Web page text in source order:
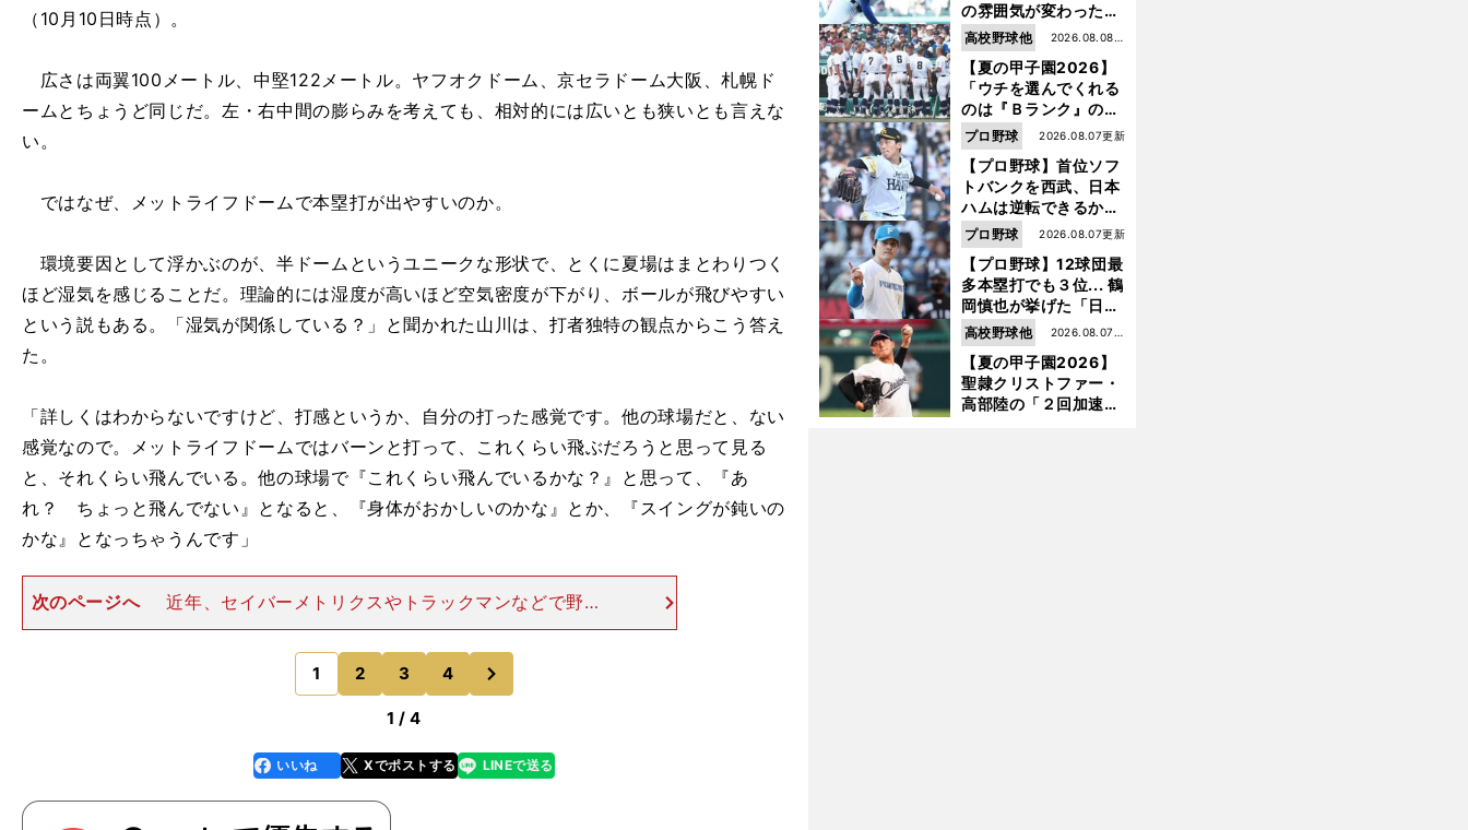
（10月10日時点）。
広さは両翼100メートル、中堅122メートル。ヤフオクドーム、京セラドーム大阪、札幌ド
ームとちょうど同じだ。左・右中間の膨らみを考えても、相対的には広いとも狭いとも言えな
い。
ではなぜ、メットライフドームで本塁打が出やすいのか。
環境要因として浮かぶのが、半ドームというユニークな形状で、とくに夏場はまとわりつく
ほど湿気を感じることだ。理論的には湿度が高いほど空気密度が下がり、ボールが飛びやすい
という説もある。「湿気が関係している？」と聞かれた山川は、打者独特の観点からこう答え
た。
「詳しくはわからないですけど、打感というか、自分の打った感覚です。他の球場だと、ない
感覚なので。メットライフドームではバーンと打って、これくらい飛ぶだろうと思って見る
と、それくらい飛んでいる。他の球場で『これくらい飛んでいるかな？』と思って、『あ
れ？ ちょっと飛んでない』となると、『身体がおかしいのかな』とか、『スイングが鈍いの
かな』となっちゃうんです」
次のページへ
近年、セイバーメトリクスやトラックマンなどで野球
のデータ活用が進む一方、選手たちがもっとも大切にするのは感覚だ。
たとえば菊池雄星（西武）は、「選手のパフォーマンス（が構成される
の）は90％が感覚で、残
1 2 3 4
のページへ
1 / 4
faceboo
k
いいね Xでポストする
line LINEで送る
の雰囲気が変わった」
29年ぶり白星を呼ん
だ大分商・平田玲翔の
底知れぬ才能
【夏の甲子園2026】
「ウチを選んでくれる
のは『Ｂランク』の選
手たち」 八幡商が15
年ぶり甲子園をつかん
だ"名門復活"の舞台裏
2026.08.08更
高校野球他
【プロ野球】首位ソフ
トバンクを西武、日本
ハムは逆転できるか？
鶴岡慎也が挙げる終
盤戦のキーマン３人
2026.08.07更新
プロ野球
【プロ野球】12球団最
多本塁打でも３位... 鶴
岡慎也が挙げた「日本
ハムの誤算」とソフト
バンク追撃のカギ
2026.08.07更新
プロ野球
【夏の甲子園2026】
聖隷クリストファー・
高部陸の「２回加速す
2026.08.07更
高校野球他